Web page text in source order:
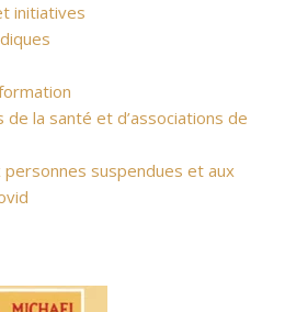
initiatives
la santé et d’associations de
personnes suspendues et aux